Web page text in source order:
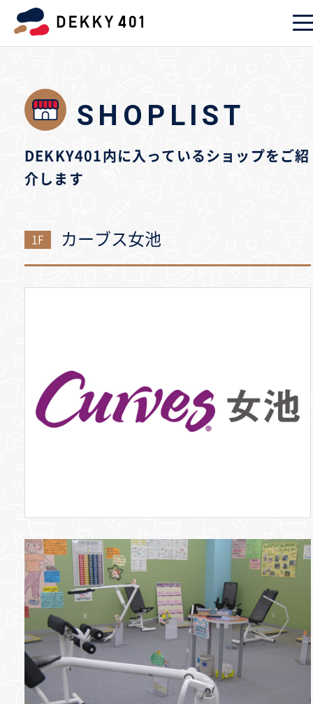
SHOPLIST
DEKKY401内に入っているショップをご紹
介します
1F カーブス女池